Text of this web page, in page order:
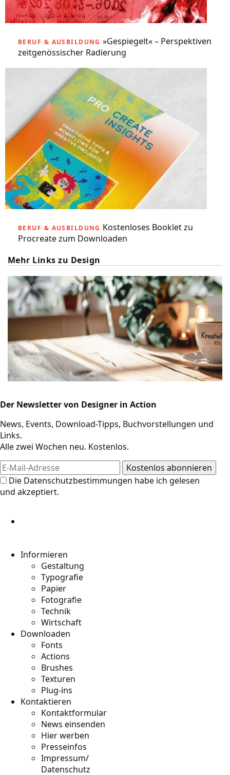
BERUF & AUSBILDUNG »Gespiegelt« – Perspektiven
zeitgenössischer Radierung
BERUF & AUSBILDUNG Kostenloses Booklet zu
Procreate zum Downloaden
Mehr Links zu Design
Design-Ressourcen
Der Newsletter von Designer in Action
News, Events, Download-Tipps, Buchvorstellungen und
Links.
Alle zwei Wochen neu. Kostenlos.
Die Datenschutzbestimmungen habe ich gelesen
und akzeptiert.
Informieren
Gestaltung
Typografie
Papier
Fotografie
Technik
Wirtschaft
Downloaden
Fonts
Actions
Brushes
Texturen
Plug-ins
Kontaktieren
Kontaktformular
News einsenden
Hier werben
Presseinfos
Impressum/
Datenschutz